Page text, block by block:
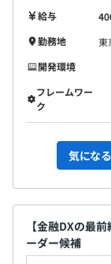
給与
勤務地
東
開発環境
フレームワー
ク
気にな
【金融DXの最
ーダー候補